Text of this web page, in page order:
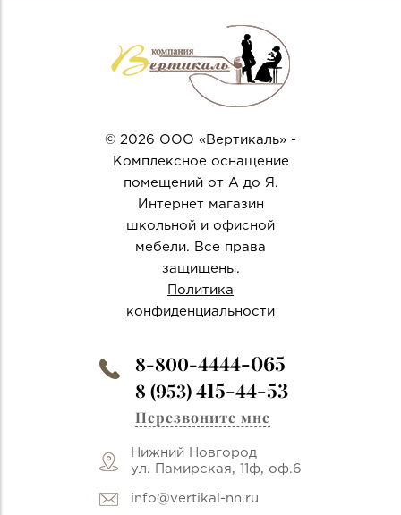
© 2026 ООО «Вертикаль» -
Комплексное оснащение
помещений от А до Я.
Интернет магазин
школьной и офисной
мебели. Все права
защищены.
Политика
конфиденциальности
8-800-4444-065
8 (953)415-44-53
Перезвоните мне
Нижний Новгород
ул. Памирская, 11ф, оф.6
info@vertikal-nn.ru